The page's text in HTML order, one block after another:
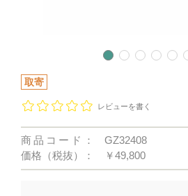
取寄
レビューを書く
商品コード：
GZ32408
価格（税抜）：
￥49,800